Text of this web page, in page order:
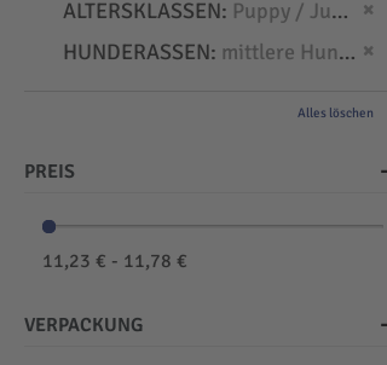
ALTERSKLASSEN Puppy / Junior
HUNDERASSEN mittlere Hunde
Alles löschen
PREIS
11,23 € - 11,78 €
VERPACKUNG